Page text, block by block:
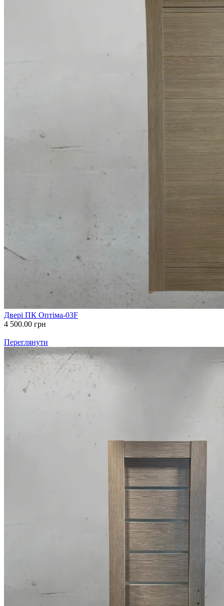
Двері ПК Оптіма-03F
4 500.00 грн
Переглянути